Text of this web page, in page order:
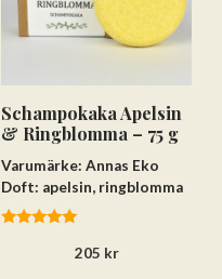
Schampokaka Apelsin
& Ringblomma – 75 g
Varumärke: Annas Eko
Doft: apelsin, ringblomma
205 kr